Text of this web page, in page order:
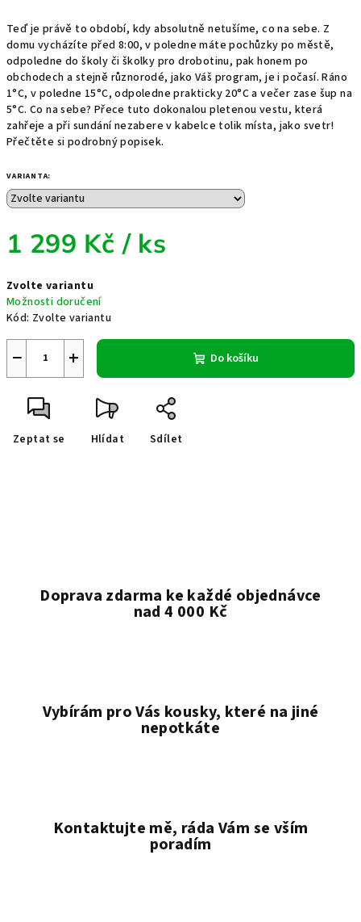
Teď je právě to období, kdy absolutně netušíme, co na sebe. Z
domu vycházíte před 8:00, v poledne máte pochůzky po městě,
odpoledne do školy či školky pro drobotinu, pak honem po
obchodech a stejně různorodé, jako Váš program, je i počasí. Ráno
1°C, v poledne 15°C, odpoledne prakticky 20°C a večer zase šup na
5°C. Co na sebe? Přece tuto dokonalou pletenou vestu, která
zahřeje a při sundání nezabere v kabelce tolik místa, jako svetr!
Přečtěte si podrobný popisek.
VARIANTA:
1 299 Kč / ks
cena:
Zvolte variantu
Možnosti doručení
Kód: Zvolte variantu
+
− Do košíku
Zeptat se Hlídat Sdílet
Doprava zdarma ke každé objednávce
nad 4 000 Kč
Vybírám pro Vás kousky, které na jiné
nepotkáte
Kontaktujte mě, ráda Vám se vším
poradím